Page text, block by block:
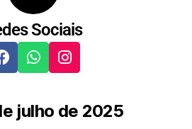
Sociais
julho de 2025